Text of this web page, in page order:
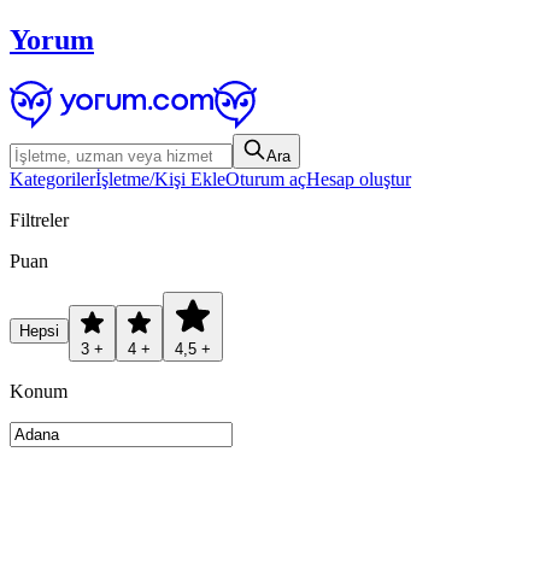
Yorum
Ara
Kategorilerİşletme/Kişi EkleOturum açHesap oluştur
Filtreler
Puan
Hepsi
3 +
4 + 4,5 +
Konum